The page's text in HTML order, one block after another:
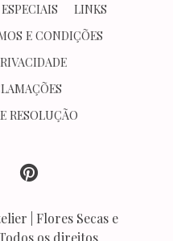
LINKS
E CONDIÇÕES
RESOLUÇÃO
| Flores Secas e
os direitos